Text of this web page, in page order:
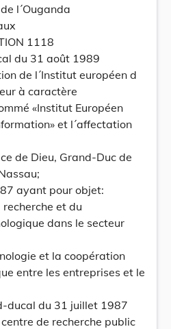
l´Ouganda
1118
du 31 août 1989
de l´Institut européen d
à caractère
«Institut Européen
et l´affectation
de Dieu, Grand-Duc de
ayant pour objet:
et du
dans le secteur
et la coopération
entre les entreprises et le
ducal du 31 juillet 1987
de recherche public